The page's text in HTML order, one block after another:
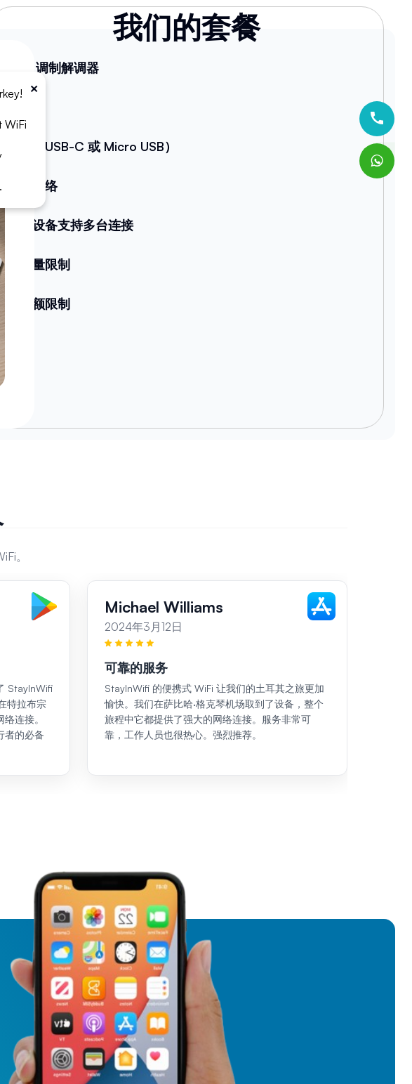
我们的套餐
WiFi 调制解调器
电缆（USB-C 或 Micro USB）
无限网络
一个设备支持多台连接
无流量限制
无配额限制
。
StayInWifi
特拉布宗
连接。
者的必备
Michael Williams
2024年3月12日
可靠的服务
StayInWifi 的便携式 WiFi 让我们的土耳其之旅更加
愉快。我们在萨比哈·格克琴机场取到了设备，整个
旅程中它都提供了强大的网络连接。服务非常可
靠，工作人员也很热心。强烈推荐。
×
WiFi